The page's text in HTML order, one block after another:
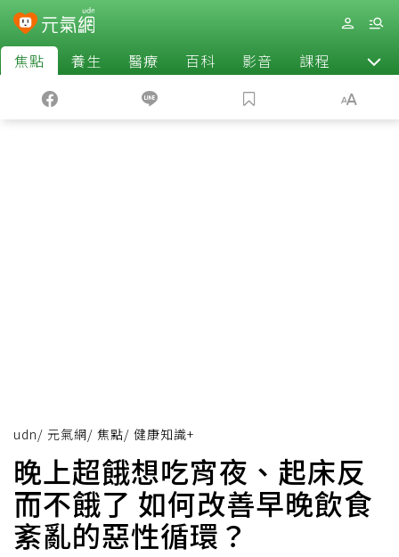
焦點 養生 醫療 百科 影音 課程 退休
udn/ 元氣網/ 焦點/ 健康知識+
晚上超餓想吃宵夜、起床反
而不餓了 如何改善早晚飲食
紊亂的惡性循環？